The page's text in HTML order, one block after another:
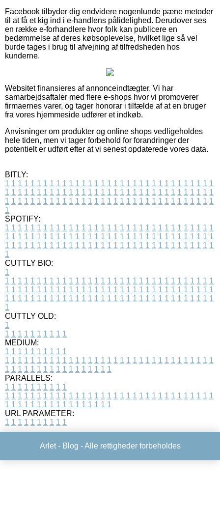
Facebook tilbyder dig endvidere nogenlunde pæne metoder
til at få et kig ind i e-handlens pålidelighed. Derudover ses
en række e-forhandlere hvor folk kan publicere en
bedømmelse af deres købsoplevelse, hvilket lige så vel
burde tages i brug til afvejning af tilfredsheden hos
kunderne.
Websitet finansieres af annonceindtægter. Vi har
samarbejdsaftaler med flere e-shops hvor vi promoverer
firmaernes varer, og tager honorar i tilfælde af at en bruger
fra vores hjemmeside udfører et indkøb.
Anvisninger om produkter og online shops vedligeholdes
hele tiden, men vi tager forbehold for forandringer der
potentielt er udført efter at vi senest opdaterede vores data.
BITLY:
1 1 1 1 1 1 1 1 1 1 1 1 1 1 1 1 1 1 1 1 1 1 1 1 1 1 1 1 1 1 1 1 1
1 1 1 1 1 1 1 1 1 1 1 1 1 1 1 1 1 1 1 1 1 1 1 1 1 1 1 1 1 1 1 1 1
1 1 1 1 1 1 1 1 1 1 1 1 1 1 1 1 1 1 1 1 1 1 1 1 1 1 1 1 1 1 1 1 1
1
SPOTIFY:
1 1 1 1 1 1 1 1 1 1 1 1 1 1 1 1 1 1 1 1 1 1 1 1 1 1 1 1 1 1 1 1 1
1 1 1 1 1 1 1 1 1 1 1 1 1 1 1 1 1 1 1 1 1 1 1 1 1 1 1 1 1 1 1 1 1
1 1 1 1 1 1 1 1 1 1 1 1 1 1 1 1 1 1 1 1 1 1 1 1 1 1 1 1 1 1 1 1 1
1
CUTTLY BIO:
1
1 1 1 1 1 1 1 1 1 1 1 1 1 1 1 1 1 1 1 1 1 1 1 1 1 1 1 1 1 1 1 1 1
1 1 1 1 1 1 1 1 1 1 1 1 1 1 1 1 1 1 1 1 1 1 1 1 1 1 1 1 1 1 1 1 1
1 1 1 1 1 1 1 1 1 1 1 1 1 1 1 1 1 1 1 1 1 1 1 1 1 1 1 1 1 1 1 1 1
1
CUTTLY OLD:
1
1 1 1 1 1 1 1 1 1 1
MEDIUM:
1 1 1 1 1 1 1 1 1 1
1 1 1 1 1 1 1 1 1 1 1 1 1 1 1 1 1 1 1 1 1 1 1 1 1 1 1 1 1 1 1 1 1
1 1 1 1 1 1 1 1 1 1 1 1 1 1 1 1 1
PARALLELS:
1 1 1 1 1 1 1 1 1 1
1 1 1 1 1 1 1 1 1 1 1 1 1 1 1 1 1 1 1 1 1 1 1 1 1 1 1 1 1 1 1 1 1
1 1 1 1 1 1 1 1 1 1 1 1 1 1 1 1 1
URL PARAMETER:
1 1 1 1 1 1 1 1 1 1
Arlet - Blog - Alle rettigheder forbeholdes